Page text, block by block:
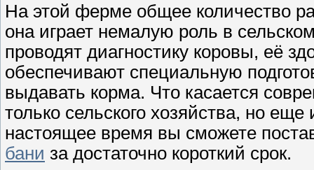
На этой ферме общее количество
она играет немалую роль в
проводят диагностику коровы, её
обеспечивают специальную
выдавать корма. Что касается
только сельского хозяйства, но
настоящее время вы сможете
бани за достаточно короткий срок.